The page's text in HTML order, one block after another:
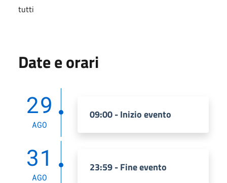
tutti
Date e orari
29
AGO
09:00 - Inizio evento
31
AGO
23:59 - Fine evento